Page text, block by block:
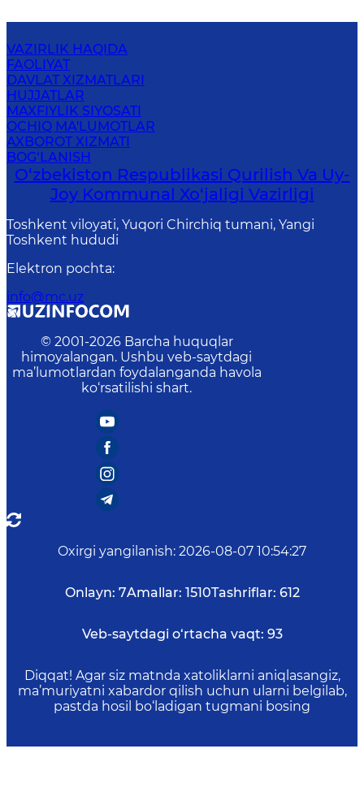
VAZIRLIK HAQIDA
FAOLIYAT
DAVLAT XIZMATLARI
HUJJATLAR
MAXFIYLIK SIYOSATI
OCHIQ MA'LUMOTLAR
AXBOROT XIZMATI
BOG‘LANISH
O‘zbekiston Respublikasi Qurilish Va Uy-
Joy Kommunal Xo‘jaligi Vazirligi
Toshkent viloyati, Yuqori Chirchiq tumani, Yangi
Toshkent hududi
Elektron pochta:
info@mc.uz
© 2001-2026 Barcha huquqlar
himoyalangan. Ushbu veb-saytdagi
ma’lumotlardan foydalanganda havola
ko‘rsatilishi shart.
Oxirgi yangilanish: 2026-08-07 10:54:27
Onlayn: 7Amallar: 1510Tashriflar: 612
Veb-saytdagi o‘rtacha vaqt: 93
Diqqat! Agar siz matnda xatoliklarni aniqlasangiz,
ma’muriyatni xabardor qilish uchun ularni belgilab,
pastda hosil bo‘ladigan tugmani bosing